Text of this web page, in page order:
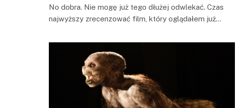
No dobra. Nie mogę już tego dłużej odwlekać. Czas
najwyższy zrecenzować film, który oglądałem już…